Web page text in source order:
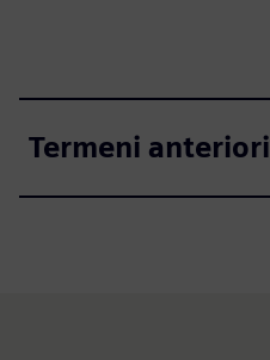
Termeni anteriori